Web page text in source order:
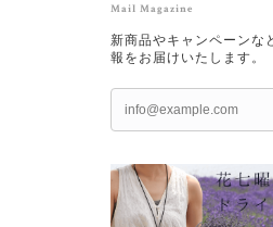
Mail Magazine
新商品やキャンペーンな
報をお届けいたします。